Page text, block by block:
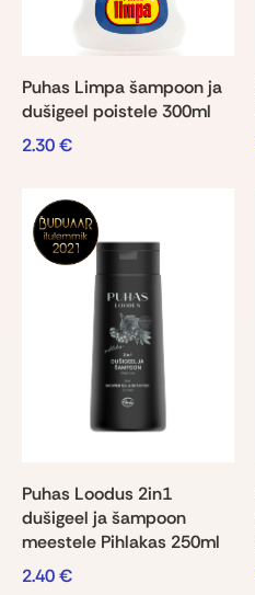
Puhas Limpa šampoon ja
dušigeel poistele 300ml
2.30€
Puhas Loodus 2in1
dušigeel ja šampoon
meestele Pihlakas 250ml
2.40€